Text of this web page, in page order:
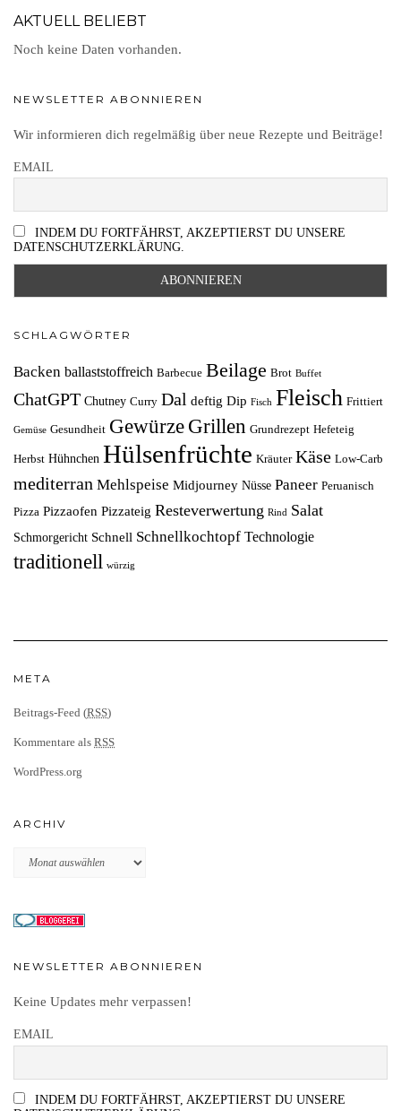
AKTUELL BELIEBT
Noch keine Daten vorhanden.
NEWSLETTER ABONNIEREN
Wir informieren dich regelmäßig über neue Rezepte und Beiträge!
EMAIL
INDEM DU FORTFÄHRST, AKZEPTIERST DU UNSERE
DATENSCHUTZERKLÄRUNG.
SCHLAGWÖRTER
Backen ballaststoffreich Barbecue Beilage Brot Buffet
ChatGPT Chutney Curry Dal deftig Dip Fisch Fleisch Frittiert
Gemüse Gesundheit Gewürze Grillen Grundrezept Hefeteig
Herbst Hühnchen Hülsenfrüchte Kräuter Käse Low-Carb
mediterran Mehlspeise Midjourney Nüsse Paneer Peruanisch
Pizza Pizzaofen Pizzateig Resteverwertung Rind Salat
Schmorgericht Schnell Schnellkochtopf Technologie
traditionell würzig
META
Beitrags-Feed (RSS)
Kommentare als RSS
WordPress.org
ARCHIV
Archiv
NEWSLETTER ABONNIEREN
Keine Updates mehr verpassen!
EMAIL
INDEM DU FORTFÄHRST, AKZEPTIERST DU UNSERE